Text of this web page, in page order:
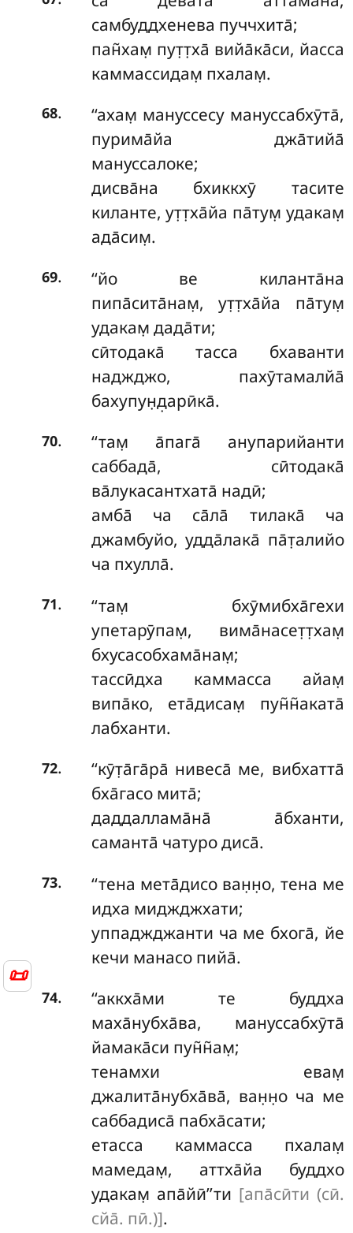
📜
самбуддхенева пуччхита̄;
пан̃хам̣ пут̣т̣ха̄ вийа̄ка̄си, йасса
каммассидам̣ пхалам̣.
68.
‘‘ахам̣ мануссесу мануссабхӯта̄,
пурима̄йа джа̄тийа̄
мануссалоке;
дисва̄на бхиккхӯ тасите
киланте, ут̣т̣ха̄йа па̄тум̣ удакам̣
ада̄сим̣.
69.
‘‘йо ве киланта̄на
пипа̄сита̄нам̣, ут̣т̣ха̄йа па̄тум̣
удакам̣ дада̄ти;
сӣтодака̄ тасса бхаванти
наджджо, пахӯтамалйа̄
бахупун̣д̣арӣка̄.
70. ‘‘там̣ а̄пага̄ анупарийанти
саббада̄, сӣтодака̄
ва̄лукасантхата̄ надӣ;
амба̄ ча са̄ла̄ тилака̄ ча
джамбуйо, удда̄лака̄ па̄т̣алийо
ча пхулла̄.
71.
‘‘там̣ бхӯмибха̄гехи
упетарӯпам̣, вима̄насет̣т̣хам̣
бхусасобхама̄нам̣;
тассӣдха каммасса айам̣
випа̄ко, ета̄дисам̣ пун̃н̃аката̄
лабханти.
72. ‘‘кӯт̣а̄га̄ра̄ нивеса̄ ме, вибхатта̄
бха̄гасо мита̄;
даддаллама̄на̄ а̄бханти,
саманта̄ чатуро диса̄.
73.
‘‘тена мета̄дисо ван̣н̣о, тена ме
идха миджджхати;
уппаджджанти ча ме бхога̄, йе
кечи манасо пийа̄.
74.
‘‘аккха̄ми те буддха
маха̄нубха̄ва, мануссабхӯта̄
йамака̄си пун̃н̃ам̣;
тенамхи евам̣
джалита̄нубха̄ва̄, ван̣н̣о ча ме
саббадиса̄ пабха̄сати;
етасса каммасса пхалам̣
мамедам̣, аттха̄йа буддхо
удакам̣ апа̄йӣ’’ти [апа̄сӣти (сӣ.
сйа̄. пӣ.)].